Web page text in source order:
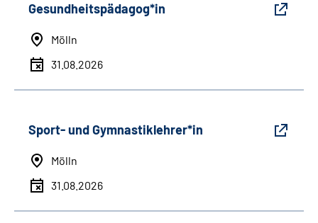
Gesundheitspädagog*in
Mölln
31.08.2026
Sport- und Gymnastiklehrer*in
Mölln
31.08.2026